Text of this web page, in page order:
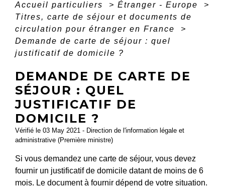
Accueil particuliers > Étranger - Europe
>
Titres, carte de séjour et documents de
circulation pour étranger en France
>
Demande de carte de séjour : quel
justificatif de domicile ?
DEMANDE DE CARTE DE
SÉJOUR : QUEL
JUSTIFICATIF DE
DOMICILE ?
Vérifié le 03 May 2021 - Direction de l'information légale et
administrative (Première ministre)
Si vous demandez une carte de séjour, vous devez
fournir un justificatif de domicile datant de moins de 6
mois. Le document à fournir dépend de votre situation.